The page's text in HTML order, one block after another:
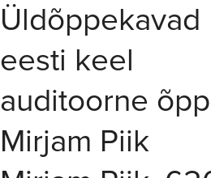
Üldõppekavad
eesti keel
auditoorne
Mirjam Piik